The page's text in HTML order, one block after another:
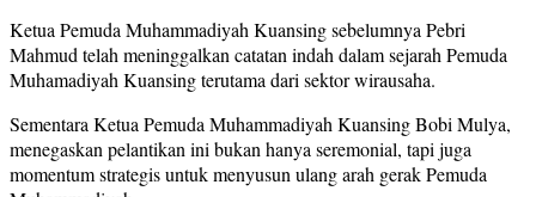
Ketua Pemuda Muhammadiyah Kuansing sebelumnya Pebri
Mahmud telah meninggalkan catatan indah dalam sejarah Pemuda
Muhamadiyah Kuansing terutama dari sektor wirausaha.
Sementara Ketua Pemuda Muhammadiyah Kuansing Bobi Mulya,
menegaskan pelantikan ini bukan hanya seremonial, tapi juga
momentum strategis untuk menyusun ulang arah gerak Pemuda